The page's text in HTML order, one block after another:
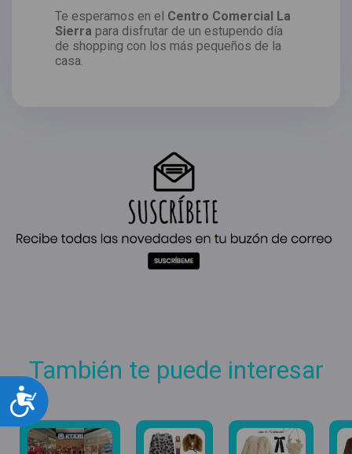
Accesibilidad
Te esperamos en el Centro Comercial La
Sierra para disfrutar de un estupendo día
de shopping con los más pequeños de la
casa.
También te puede interesar